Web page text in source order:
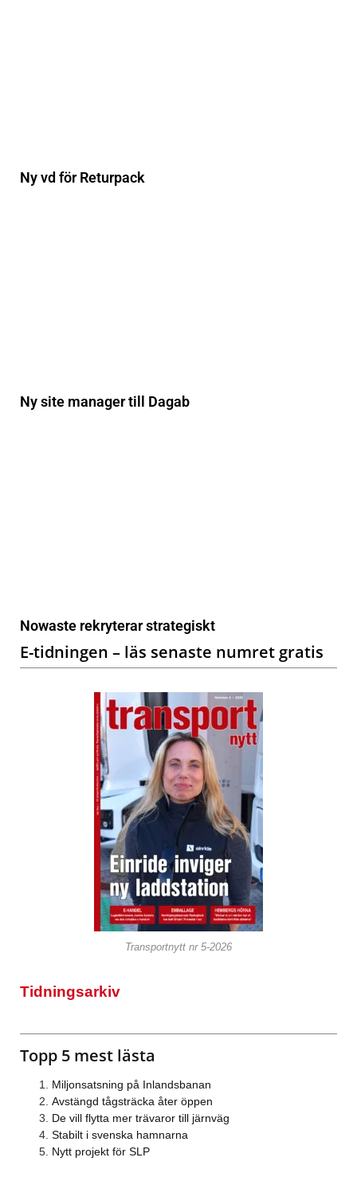
Ny vd för Returpack
Ny site manager till Dagab
Nowaste rekryterar strategiskt
E-tidningen – läs senaste numret gratis
Transportnytt nr 5-2026
Tidningsarkiv
Topp 5 mest lästa
Miljonsatsning på Inlandsbanan
Avstängd tågsträcka åter öppen
De vill flytta mer trävaror till järnväg
Stabilt i svenska hamnarna
Nytt projekt för SLP